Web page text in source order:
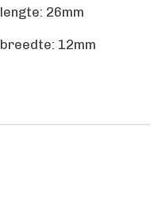
lengte: 26mm
breedte: 12mm